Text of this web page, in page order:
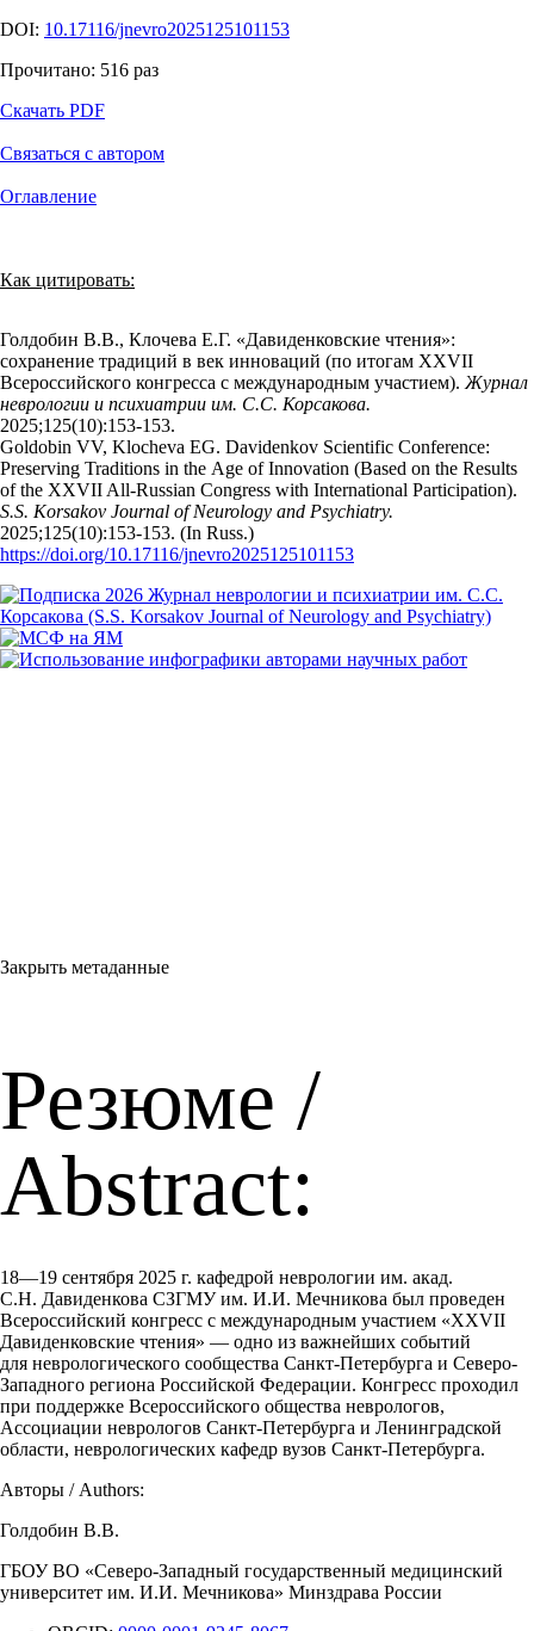
DOI: 10.17116/jnevro2025125101153
Прочитано: 516 раз
Скачать PDF
Связаться с автором
Оглавление
Как цитировать:
Голдобин В.В., Клочева Е.Г. «Давиденковские чтения»:
сохранение традиций в век инноваций (по итогам XXVII
Всероссийского конгресса с международным участием). Журнал
неврологии и психиатрии им. С.С. Корсакова.
2025;125(10):153‑153.
Goldobin VV, Klocheva EG. Davidenkov Scientific Conference:
Preserving Traditions in the Age of Innovation (Based on the Results
of the XXVII All-Russian Congress with International Participation).
S.S. Korsakov Journal of Neurology and Psychiatry.
2025;125(10):153‑153. (In Russ.)
https://doi.org/10.17116/jnevro2025125101153
Закрыть метаданные
Резюме /
Abstract:
18—19 сентября 2025 г. кафедрой неврологии им. акад.
С.Н. Давиденкова СЗГМУ им. И.И. Мечникова был проведен
Всероссийский конгресс с международным участием «XXVII
Давиденковские чтения» — одно из важнейших событий
для неврологического сообщества Санкт-Петербурга и Северо-
Западного региона Российской Федерации. Конгресс проходил
при поддержке Всероссийского общества неврологов,
Ассоциации неврологов Санкт-Петербурга и Ленинградской
области, неврологических кафедр вузов Санкт-Петербурга.
Авторы / Authors:
Голдобин В.В.
ГБОУ ВО «Северо-Западный государственный медицинский
университет им. И.И. Мечникова» Минздрава России